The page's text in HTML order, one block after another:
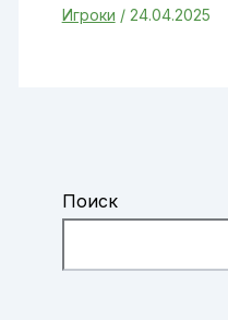
Игроки / 24.04.2025
Поиск